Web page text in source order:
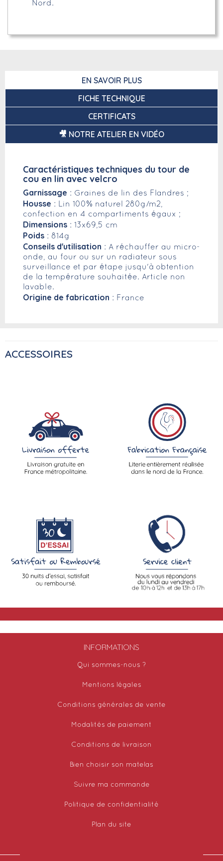
Nord.
EN SAVOIR PLUS
FICHE TECHNIQUE
CERTIFICATS
🎥 NOTRE ATELIER EN VIDÉO
Caractéristiques techniques du tour de
cou en lin avec velcro
Garnissage : Graines de lin des Flandres ;
Housse : Lin 100% naturel 280g/m2,
confection en 4 compartiments égaux ;
Dimensions : 13x69,5 cm
Poids : 814g
Conseils d'utilisation : A réchauffer au micro-
onde, au four ou sur un radiateur sous
surveillance et par étape jusqu'à obtention
de la température souhaitée. Article non
lavable.
Origine de fabrication : France
ACCESSOIRES
INFORMATIONS
Qui sommes-nous ?
Mentions légales
Conditions générales de vente
Modalités de paiement
Conditions de livraison
Bien choisir son matelas
Suivre ma commande
Politique de confidentialité
Plan du site